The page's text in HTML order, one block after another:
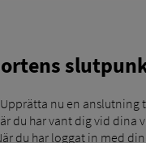
nu en anslutning
du har vant dig vid dina
du har loggat in med